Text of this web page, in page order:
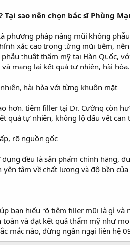
sao nên chọn bác sĩ Phùng
phương pháp nâng mũi không
xác cao trong từng mũi tiêm,
thuật thẩm mỹ tại Hàn Quốc,
mang lại kết quả tự nhiên, hài hòa.
hài hòa với từng khuôn mặt
hơn, tiêm filler tại Dr. Cường còn
quả tự nhiên, không lộ dấu vết
rõ nguồn gốc
đều là sản phẩm chính hãng,
yên tâm về chất lượng và độ bền
bạn hiểu rõ tiêm filler mũi là gì
toàn và đạt kết quả thẩm mỹ như
mắc nào, đừng ngần ngại liên hệ